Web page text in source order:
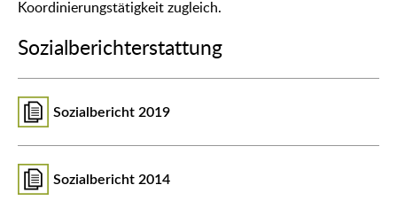
Koordinierungstätigkeit zugleich.
Sozialberichterstattung
Sozialbericht 2019
Sozialbericht 2014